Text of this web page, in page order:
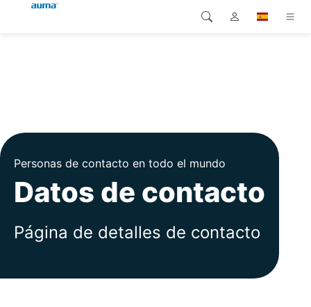
Descargas
Servicio
Empresa
Contacto
Asia y Pacífico
Norteamérica
Personas de contacto en todo el mundo
Datos de contacto
Página de detalles de contacto